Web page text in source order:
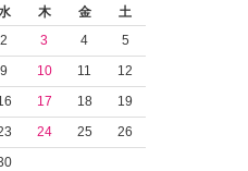
木 金
土
2 3 4
5
9 10 11
12
17 18
19
24 25
26